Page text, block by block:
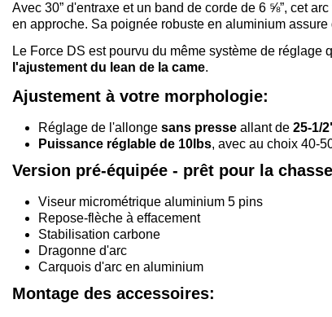
Avec 30” d'entraxe et un band de corde de 6 ⅝”, cet
en approche. Sa poignée robuste en aluminium
Le Force DS est pourvu du même système de réglage
l'ajustement du lean de la came.
Ajustement à votre morphologie:
Réglage de l'allonge sans presse allant de 25-1/
Puissance réglable de 10lbs, avec au choix 40-
Version pré-équipée - prêt pour la chasse
Viseur micrométrique aluminium 5 pins
Repose-flèche à effacement
Stabilisation carbone
Dragonne d'arc
Carquois d'arc en aluminium
Montage des accessoires: